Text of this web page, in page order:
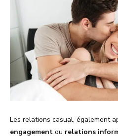
Les relations casual, également
engagement ou relations